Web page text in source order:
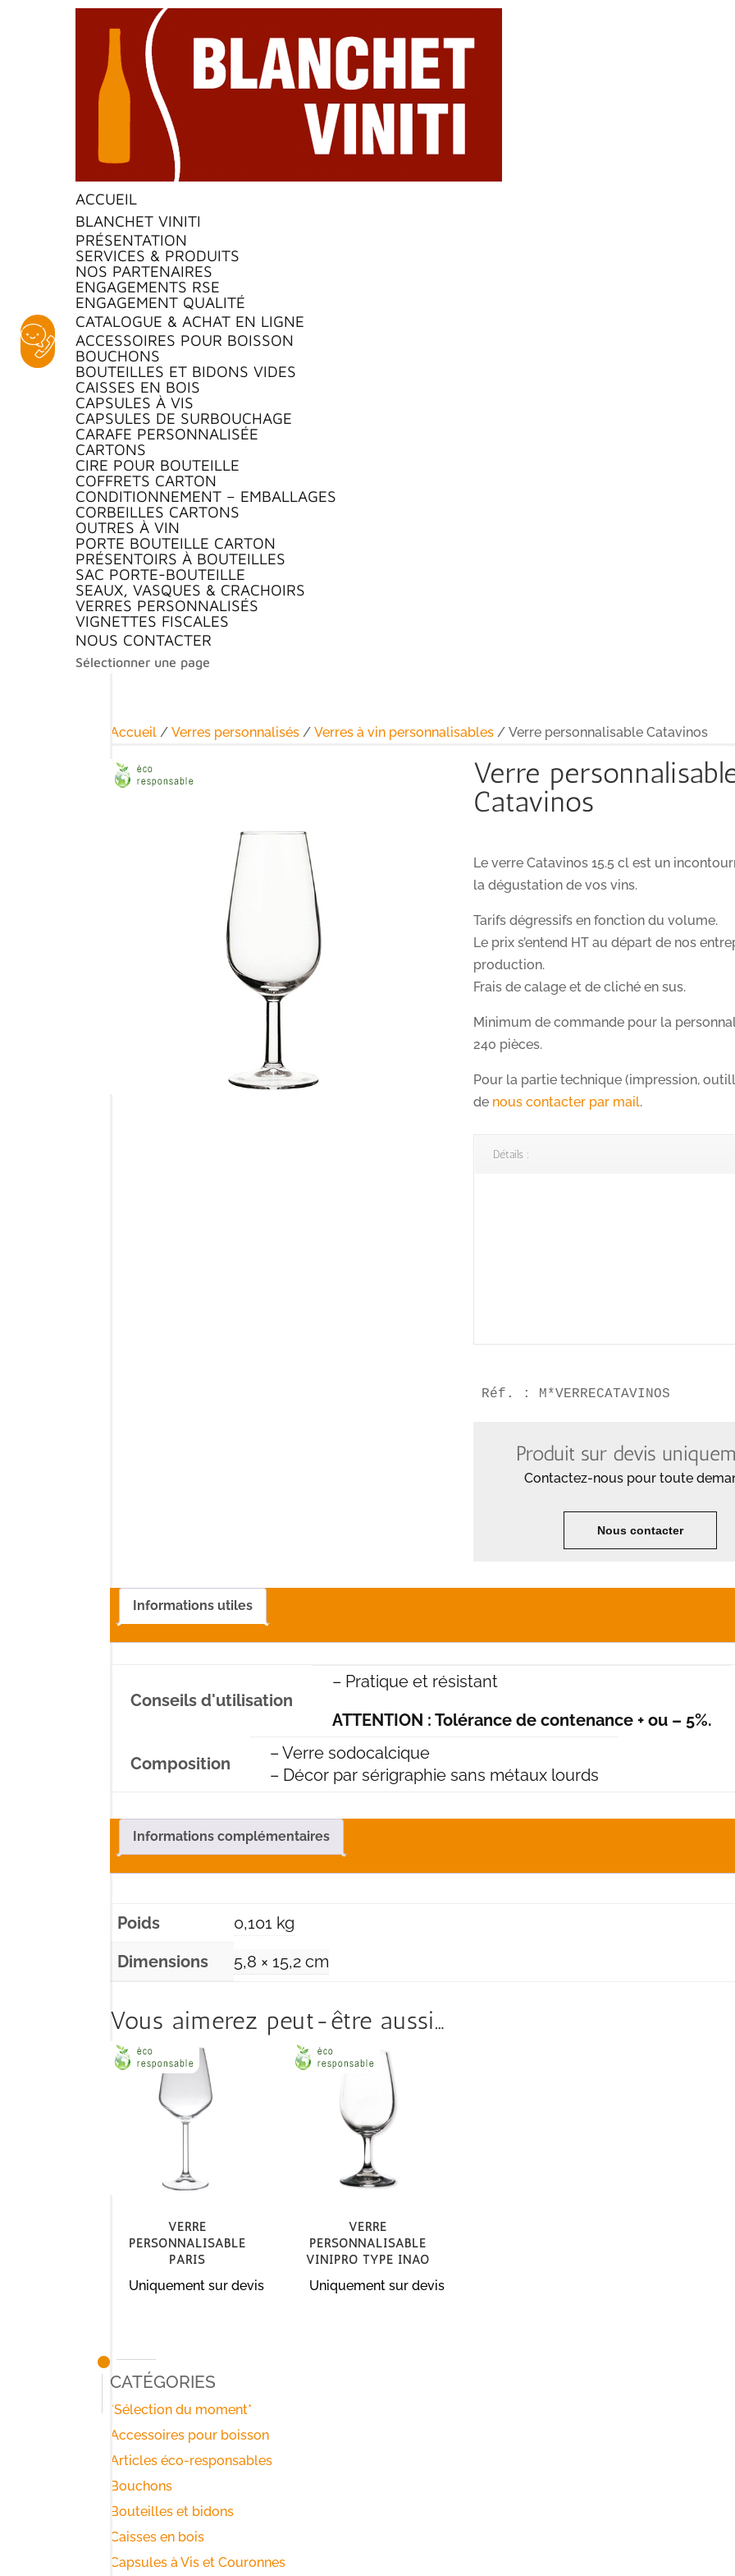
ACCUEIL
BLANCHET VINITI
PRÉSENTATION
SERVICES & PRODUITS
NOS PARTENAIRES
ENGAGEMENTS RSE
ENGAGEMENT QUALITÉ
CATALOGUE & ACHAT EN LIGNE
ACCESSOIRES POUR BOISSON
BOUCHONS
BOUTEILLES ET BIDONS VIDES
CAISSES EN BOIS
CAPSULES À VIS
CAPSULES DE SURBOUCHAGE
CARAFE PERSONNALISÉE
CARTONS
CIRE POUR BOUTEILLE
COFFRETS CARTON
CONDITIONNEMENT – EMBALLAGES
CORBEILLES CARTONS
OUTRES À VIN
PORTE BOUTEILLE CARTON
PRÉSENTOIRS À BOUTEILLES
SAC PORTE-BOUTEILLE
SEAUX, VASQUES & CRACHOIRS
VERRES PERSONNALISÉS
VIGNETTES FISCALES
NOUS CONTACTER
Sélectionner une page
Accueil /Verres personnalisés /Verres à vin personnalisables / Verre personnalisable Catavinos
Verre
Catavinos
Le verre Catavinos 15.5 cl est un
la dégustation de vos vins.
Tarifs dégressifs en fonction du volume.
Le prix s’entend HT au départ de nos
production.
Frais de calage et de cliché en sus.
Minimum de commande pour la
240 pièces.
Pour la partie technique (impression,
de nous contacter par mail.
Détails :
Réf. : M*VERRECATAVINOS
Produit sur devis
Contactez-nous pour toute
Nous contacter
Informations utiles
Conseils d'utilisation
– Pratique et résistant
ATTENTION : Tolérance de contenance + ou – 5%.
Composition
– Verre sodocalcique
– Décor par sérigraphie sans métaux lourds
Informations complémentaires
Poids
0,101 kg
Dimensions
5,8 × 15,2 cm
Vous aimerez peut-être aussi…
Verre
personnalisable
Paris
Uniquement sur devis
Verre
personnalisable
Vinipro type Inao
Uniquement sur devis
Catégories
*Sélection du moment*
Accessoires pour boisson
Articles éco-responsables
Bouchons
Bouteilles et bidons
Caisses en bois
Capsules à Vis et Couronnes